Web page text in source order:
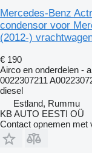
Mercedes-Benz
condensor voor
(2012-)
€ 190
Airco en onderdelen -
0022307211
diesel
Estland, Rummu
KB AUTO EESTI OÜ
Contact opnemen met